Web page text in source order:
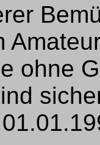
ohne